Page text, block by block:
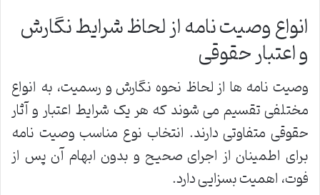
انواع وصیت نامه از لحاظ شرایط نگارش
و اعتبار حقوقی
وصیت نامه ها از لحاظ نحوه نگارش و رسمیت، به انواع
مختلفی تقسیم می شوند که هر یک شرایط اعتبار و آثار
حقوقی متفاوتی دارند. انتخاب نوع مناسب وصیت نامه
برای اطمینان از اجرای صحیح و بدون ابهام آن پس از
فوت، اهمیت بسزایی دارد.